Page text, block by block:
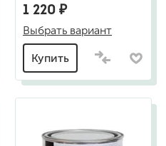
1 220 ₽
Выбрать вариант
Купить